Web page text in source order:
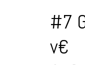
#7
v€